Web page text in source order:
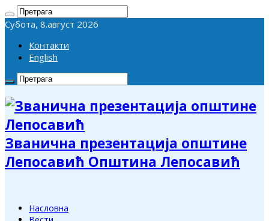
Субота, 8.август 2026
Контакти
English
Званична презентација општине
Лепосавић Општина Лепосавић
Насловна